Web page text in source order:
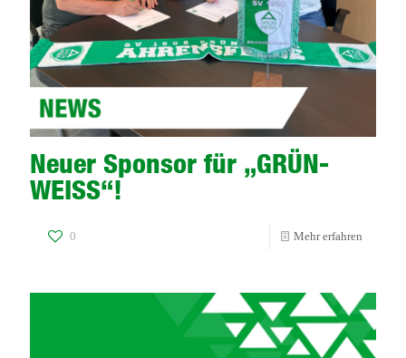
Neuer Sponsor für „GRÜN-
WEISS“!
0 Mehr erfahren
Sponsor
für
„GRÜN-